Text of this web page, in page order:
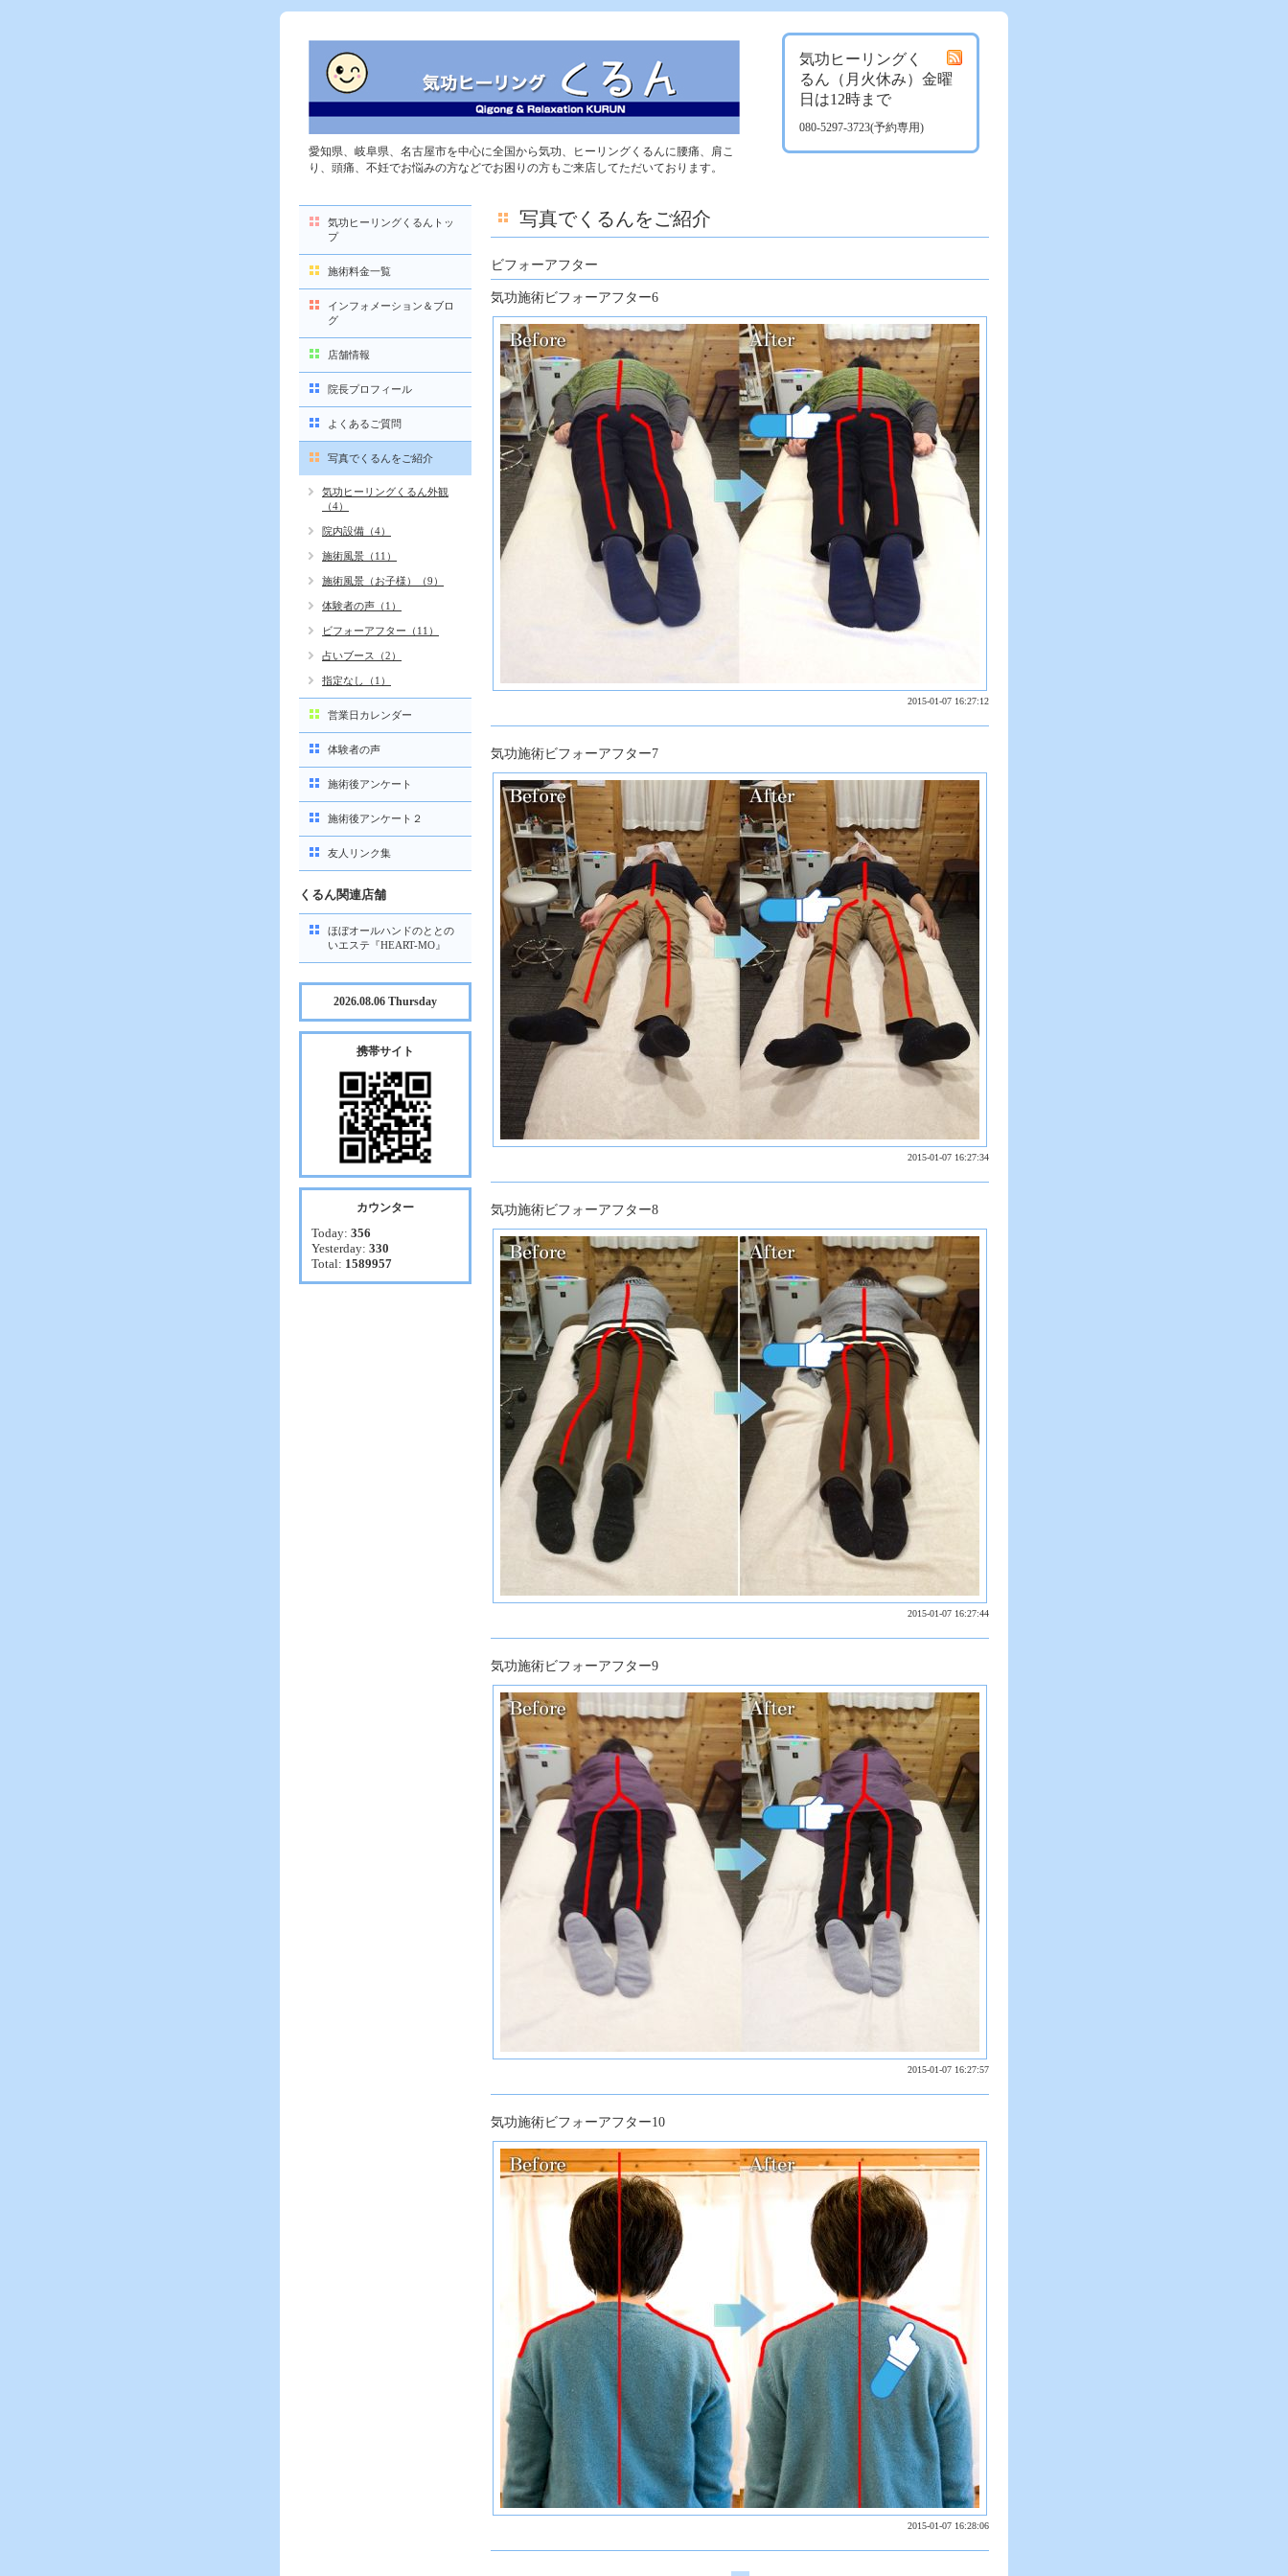
気功ヒーリングく
るん（月火休み）金曜
日は12時まで
080-5297-3723(予約専用)
愛知県、岐阜県、名古屋市を中心に全国から気功、ヒーリングくるんに腰痛、肩こ
り、頭痛、不妊でお悩みの方などでお困りの方もご来店してただいております。
写真でくるんをご紹介
ビフォーアフター
気功施術ビフォーアフター6
2015-01-07 16:27:12
気功施術ビフォーアフター7
2015-01-07 16:27:34
気功施術ビフォーアフター8
2015-01-07 16:27:44
気功施術ビフォーアフター9
2015-01-07 16:27:57
気功施術ビフォーアフター10
2015-01-07 16:28:06
気功ヒーリングくるんトッ
プ
施術料金一覧
インフォメーション＆ブロ
グ
店舗情報
院長プロフィール
よくあるご質問
写真でくるんをご紹介
気功ヒーリングくるん外観
（4）
院内設備（4）
施術風景（11）
施術風景（お子様）（9）
体験者の声（1）
ビフォーアフター（11）
占いブース（2）
指定なし（1）
営業日カレンダー
体験者の声
施術後アンケート
施術後アンケート２
友人リンク集
くるん関連店舗
ほぼオールハンドのととの
いエステ『HEART-MO』
2026.08.06 Thursday
携帯サイト
カウンター
Today: 356
Yesterday: 330
Total: 1589957